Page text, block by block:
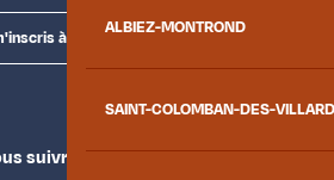
ALBIEZ-MONTROND
SAINT-COLOMBAN-DES-
à la newsletter
suivre